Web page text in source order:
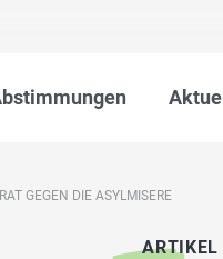
Aktuell
GEGEN DIE ASYLMISERE
ARTIKEL